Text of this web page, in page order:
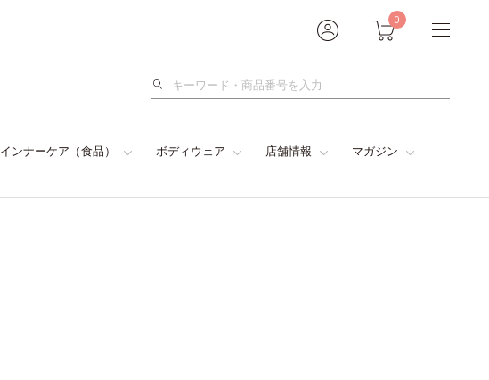
0
検
インナーケア（食品） ボディウェア 店舗情報 マガジン